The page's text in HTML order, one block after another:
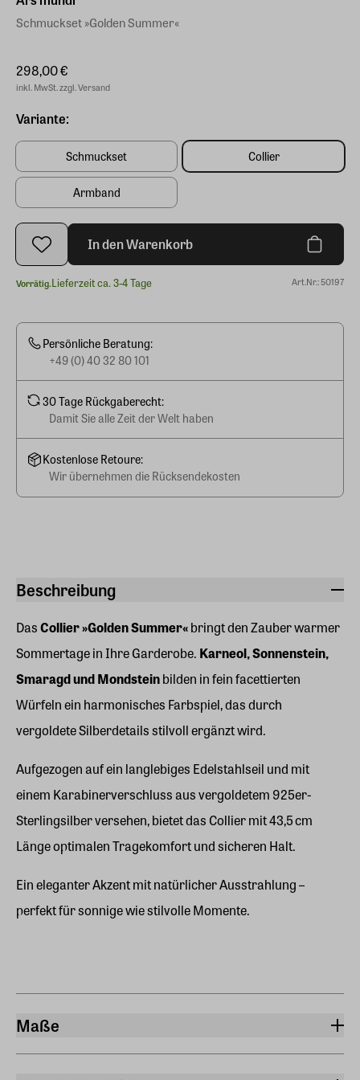
Beschreibung
DasCollier »Golden Summer«bringt den Zauber warmer
Sommertage in Ihre Garderobe. Karneol, Sonnenstein,
Smaragd und Mondsteinbilden in fein facettierten
Würfeln ein harmonisches Farbspiel, das durch
vergoldete Silberdetails stilvoll ergänzt wird.
Aufgezogen auf ein langlebiges Edelstahlseil und mit
einem Karabinerverschluss aus vergoldetem 925er-
Sterlingsilber versehen, bietet das Collier mit 43,5 cm
Länge optimalen Tragekomfort und sicheren Halt.
Ein eleganter Akzent mit natürlicher Ausstrahlung –
perfekt für sonnige wie stilvolle Momente.
Maße
Schmuckset »Golden Summer«
298,00 €
inkl. MwSt. zzgl. Versand
Variante:
Schmuckset Collier
Armband
In den Warenkorb
Vorrätig.Lieferzeit ca. 3-4 Tage Art.Nr.: 50197
Persönliche Beratung:
+49 (0) 40 32 80 101
30 Tage Rückgaberecht:
Damit Sie alle Zeit der Welt haben
Kostenlose Retoure:
Wir übernehmen die Rücksendekosten